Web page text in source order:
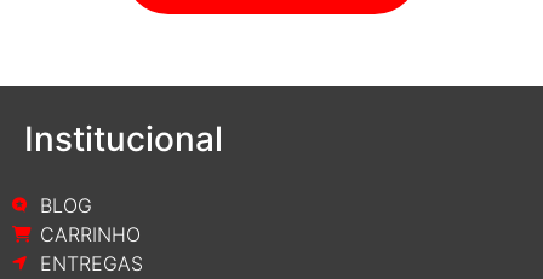
Institucional
BLOG
CARRINHO
ENTREGAS